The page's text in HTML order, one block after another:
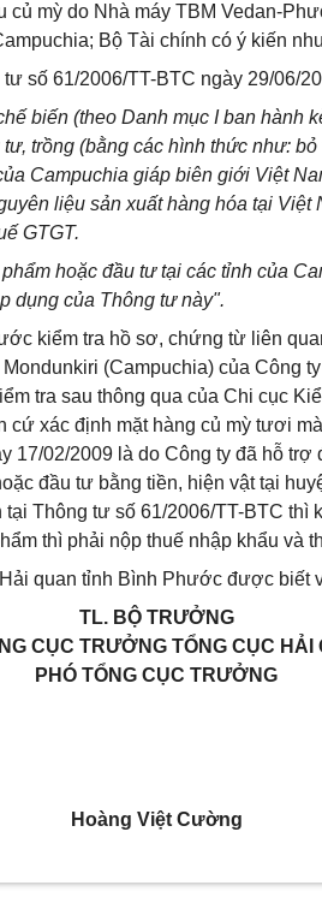
củ mỳ do Nhà máy TBM Vedan-
Bộ Tài chính có ý kiến
số 61/2006/TT-BTC ngày 29/06/
biến (theo Danh mục I ban hành
trồng (bằng các hình thức như:
Campuchia giáp biên giới Việt
liệu sản xuất hàng hóa tại Việt
GTGT.
hoặc đầu tư tại các tỉnh của
dụng của Thông tư này".
kiểm tra hồ sơ, chứng từ liên
(Campuchia) của Công
tra sau thông qua của Chi cục
cứ xác định mặt hàng củ mỳ tươi
17/02/2009 là do Công ty đã hỗ trợ
đầu tư bằng tiền, hiện vật tại
Thông tư số 61/2006/TT-BTC thì
thì phải nộp thuế nhập khẩu và
quan tỉnh Bình Phước được biết
TL. BỘ TRƯỞNG
CỤC TRƯỞNG TỔNG CỤC HẢI
PHÓ TỔNG CỤC TRƯỞNG
Hoàng Việt Cường